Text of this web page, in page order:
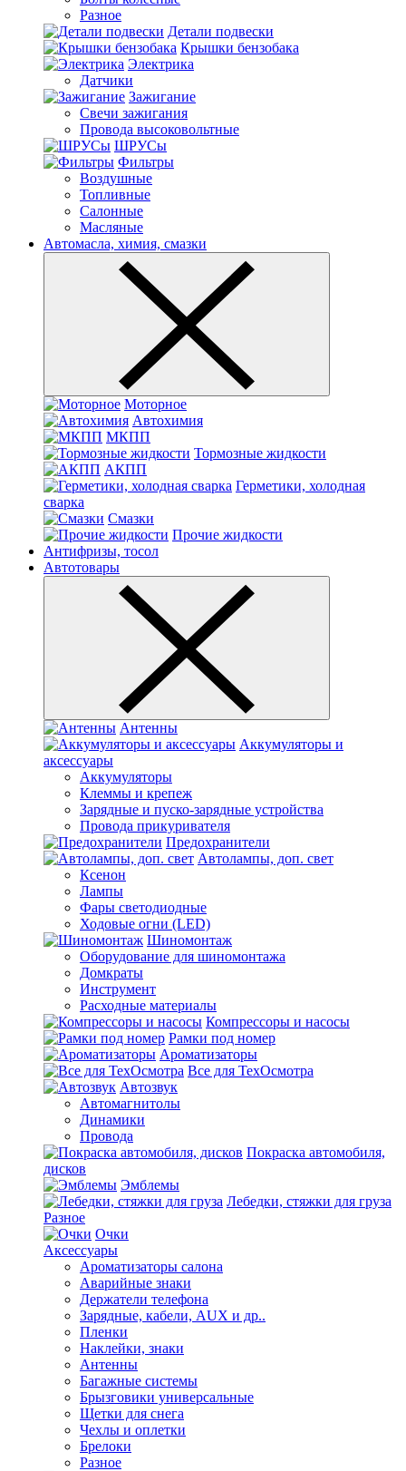
Разное
Детали подвески
Крышки бензобака
Электрика
Датчики
Зажигание
Свечи зажигания
Провода высоковольтные
ШРУСы
Фильтры
Воздушные
Топливные
Салонные
Масляные
Автомасла, химия, смазки
Моторное
Автохимия
МКПП
Тормозные жидкости
АКПП
Герметики, холодная
сварка
Смазки
Прочие жидкости
Антифризы, тосол
Автотовары
Антенны
Аккумуляторы и
аксессуары
Аккумуляторы
Клеммы и крепеж
Зарядные и пуско-зарядные устройства
Провода прикуривателя
Предохранители
Автолампы, доп. свет
Ксенон
Лампы
Фары светодиодные
Ходовые огни (LED)
Шиномонтаж
Оборудование для шиномонтажа
Домкраты
Инструмент
Расходные материалы
Компрессоры и насосы
Рамки под номер
Ароматизаторы
Все для ТехОсмотра
Автозвук
Автомагнитолы
Динамики
Провода
Покраска автомобиля,
дисков
Эмблемы
Лебедки, стяжки для груза
Разное
Очки
Аксессуары
Ароматизаторы салона
Аварийные знаки
Держатели телефона
Зарядные, кабели, AUX и др..
Пленки
Наклейки, знаки
Антенны
Багажные системы
Брызговики универсальные
Щетки для снега
Чехлы и оплетки
Брелоки
Разное